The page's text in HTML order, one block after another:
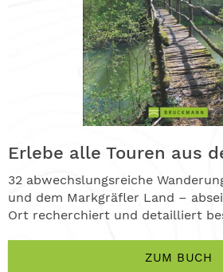
Erlebe alle Touren aus
32 abwechslungsreiche
und dem Markgräfler Land –
Ort recherchiert und detailliert
ZUM BUCH